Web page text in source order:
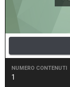
NUMERO CONTENUTI
1